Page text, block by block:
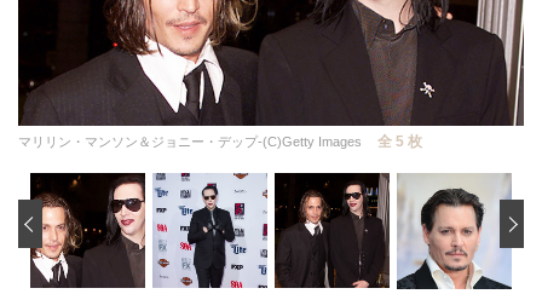
マリリン・マンソン＆ジョニー・デップ-(C)Getty Images 全 5 枚
‹